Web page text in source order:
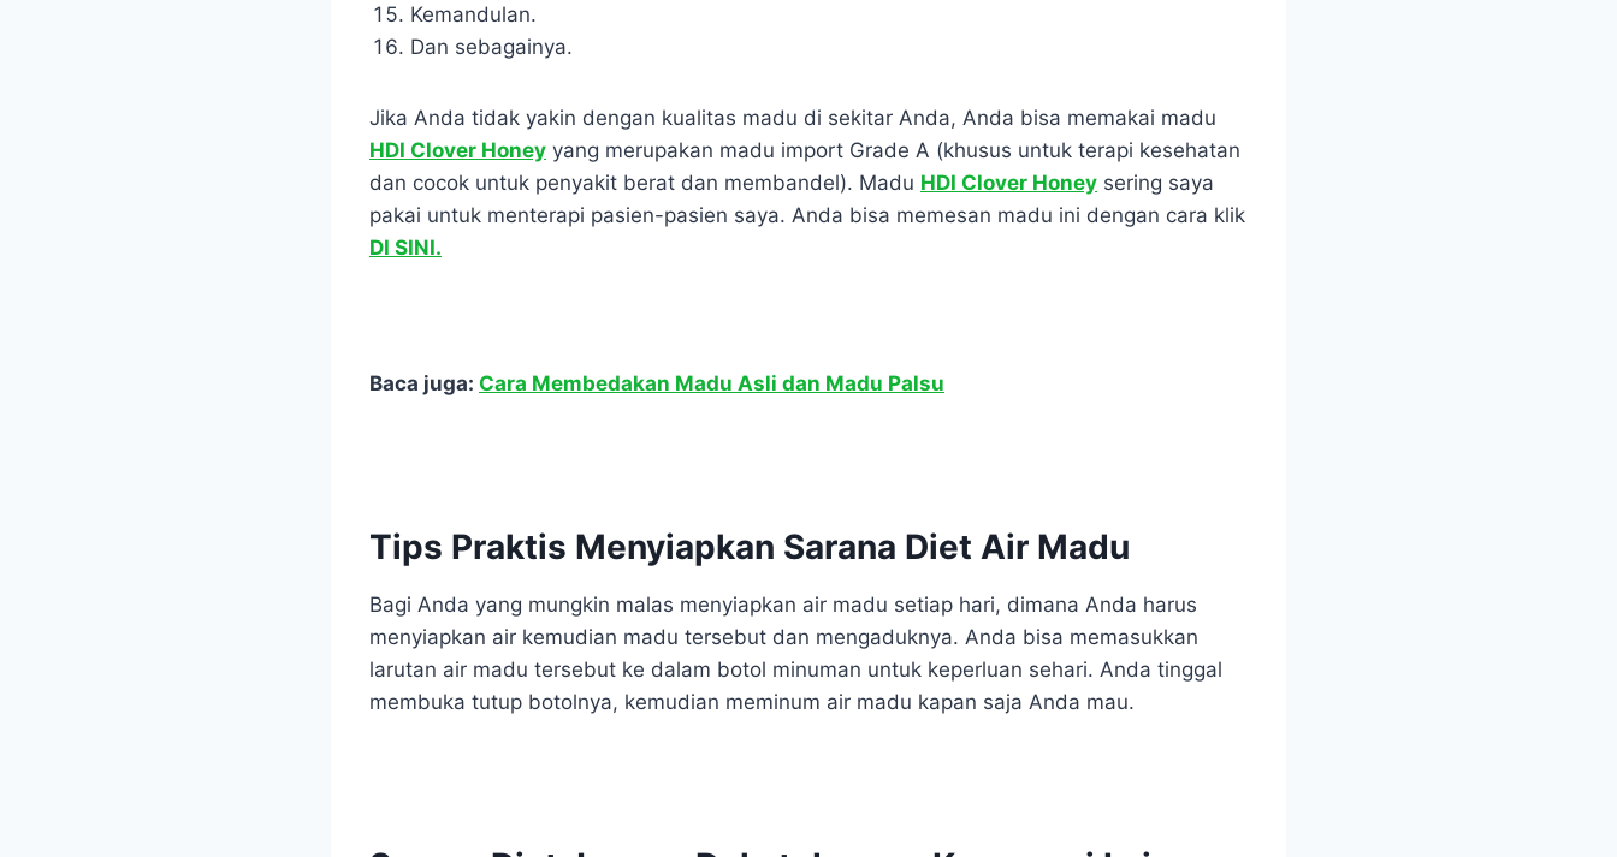
Kemandulan.
Dan sebagainya.
Jika Anda tidak yakin dengan kualitas madu di sekitar Anda, Anda bisa memakai madu
HDI Clover Honey yang merupakan madu import Grade A (khusus untuk terapi kesehatan
dan cocok untuk penyakit berat dan membandel). Madu HDI Clover Honey sering saya
pakai untuk menterapi pasien-pasien saya. Anda bisa memesan madu ini dengan cara klik
DI SINI.
Baca juga: Cara Membedakan Madu Asli dan Madu Palsu
Tips Praktis Menyiapkan Sarana Diet Air Madu
Bagi Anda yang mungkin malas menyiapkan air madu setiap hari, dimana Anda harus
menyiapkan air kemudian madu tersebut dan mengaduknya. Anda bisa memasukkan
larutan air madu tersebut ke dalam botol minuman untuk keperluan sehari. Anda tinggal
membuka tutup botolnya, kemudian meminum air madu kapan saja Anda mau.